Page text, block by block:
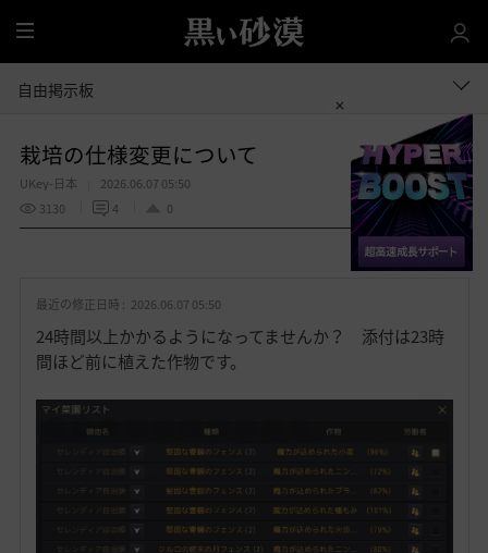
全
体
自由掲示板
栽培の仕様変更について
UKey-日本
2026.06.07 05:50
3130
4 0
お
入
共有する
最近の修正日時 : 2026.06.07 05:50
24時間以上かかるようになってませんか？ 添付は23時
間ほど前に植えた作物です。